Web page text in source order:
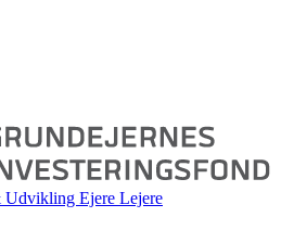
Udvikling Ejere Lejere